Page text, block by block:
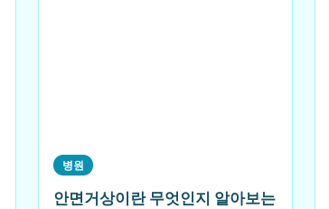
병원
안면거상이란 무엇인지 알아보는